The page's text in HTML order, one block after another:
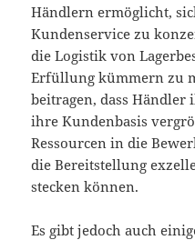
Händlern ermöglicht,
Kundenservice zu
die Logistik von
Erfüllung kümmern zu
beitragen, dass
ihre Kundenbasis
Ressourcen in die
die Bereitstellung
stecken können.
Es gibt jedoch auch